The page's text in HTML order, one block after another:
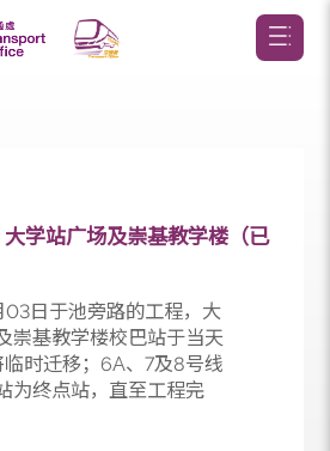
大学站广场及崇基教学楼（已
03日于池旁路的工程，大
及崇基教学楼校巴站于当天
临时迁移；6A、7及8号线